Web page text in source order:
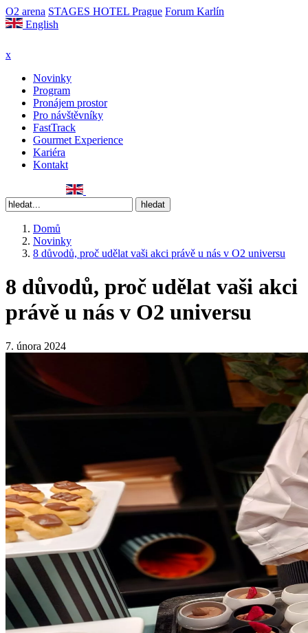
O2 arena STAGES HOTEL Prague Forum Karlín
English
x
Novinky
Program
Pronájem prostor
Pro návštěvníky
FastTrack
Gourmet Experience
Kariéra
Kontakt
Domů
Novinky
8 důvodů, proč udělat vaši akci právě u nás v O2 universu
8 důvodů, proč udělat vaši akci
právě u nás v O2 universu
7. února 2024